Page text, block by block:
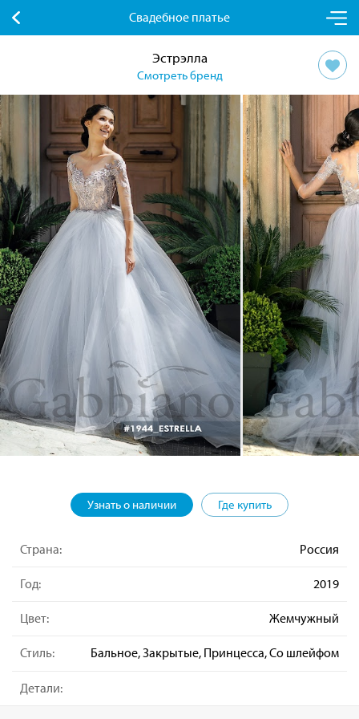
Свадебное платье
Эстрэлла
Смотреть бренд
Узнать о наличии Где купить
Страна: Россия
Год: 2019
Цвет: Жемчужный
Стиль: Бальное, Закрытые, Принцесса, Со шлейфом
Детали: